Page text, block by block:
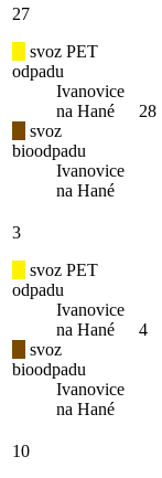
27
svoz PET
odpadu
Ivanovice
na Hané
svoz
bioodpadu
Ivanovice
na Hané
28
3
svoz PET
odpadu
Ivanovice
na Hané
svoz
bioodpadu
Ivanovice
na Hané
4
10